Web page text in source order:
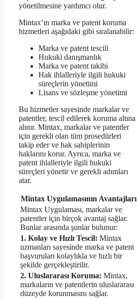
yönetilmesine yardımcı olur.
Mintax’ın marka ve patent koruma
hizmetleri aşağıdaki gibi sıralanabilir:
Marka ve patent tescili
Hukuki danışmanlık
Marka ve patent takibi
Hak ihlalleriyle ilgili hukuki
süreçlerin yönetimi
Lisans ve sözleşme yönetimi
Bu hizmetler sayesinde markalar ve
patentler, tescil edilerek koruma altına
alınır. Mintax, markalar ve patentler
için gerekli olan tüm prosedürleri
takip eder ve hak sahiplerinin
haklarını korur. Ayrıca, marka ve
patent ihlalleriyle ilgili hukuki
süreçleri yönetir ve gerekli adımları
atar.
Mintax Uygulamasının Avantajları
Mintax Uygulaması, markalar ve
patentler için birçok avantaj sağlar.
Bunlar arasında şunlar bulunur:
1. Kolay ve Hızlı Tescil: Mintax
uzmanları sayesinde marka ve patent
başvuruları kolaylıkla ve hızlı bir
şekilde gerçekleştirilir.
2. Uluslararası Koruma: Mintax,
markaların ve patentlerin uluslararası
düzeyde korunmasını sağlar.